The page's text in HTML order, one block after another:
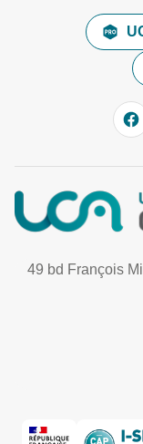
49 bd François